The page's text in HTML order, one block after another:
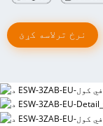
نرخ ترلاسه کړئ